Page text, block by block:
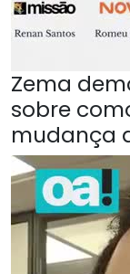
Zema
sobre
mudança